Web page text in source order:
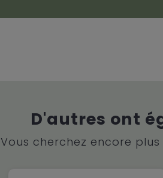
D'autres ont
Vous cherchez encore